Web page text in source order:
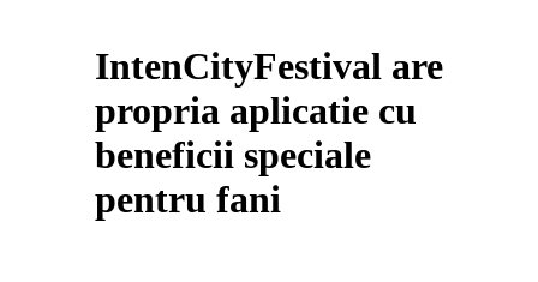
IntenCityFestival are
propria aplicatie cu
beneficii speciale
pentru fani